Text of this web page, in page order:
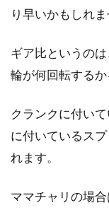
り早いかもしれま
ギア比というの
輪が何回転するか
クランクに付い
に付いているス
れます。
ママチャリの場